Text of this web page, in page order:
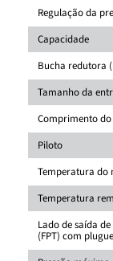
Regulação da
Capacidade
Bucha redutora
Tamanho da
Comprimento
Piloto
Temperatura do
Temperatura
Lado de saída
(FPT) com